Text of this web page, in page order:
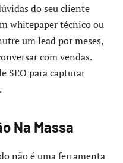
do seu cliente
whitepaper técnico ou
um lead por meses,
com vendas.
SEO para capturar
Na Massa
não é uma ferramenta